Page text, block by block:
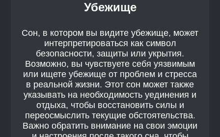
Убежище
Сон, в котором вы видите убежище, может
интерпретироваться как символ
безопасности, защиты или укрытия.
Возможно, вы чувствуете себя уязвимым
или ищете убежище от проблем и стресса
в реальной жизни. Этот сон может также
указывать на необходимость уединения и
отдыха, чтобы восстановить силы и
переосмыслить текущие обстоятельства.
Важно обратить внимание на свои эмоции